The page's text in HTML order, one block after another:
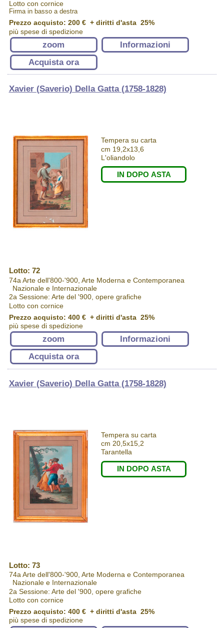
Lotto con cornice
Firma in basso a destra
Prezzo acquisto: 200 €+ diritti d'asta 25%
più spese di spedizione
zoom
Informazioni
Acquista ora
Xavier (Saverio) Della Gatta (1758-1828)
Tempera su carta
cm 19,2x13,6
L'oliandolo
IN DOPO ASTA
Lotto: 72
74a Arte dell'800-'900, Arte Moderna e Contemporanea
Nazionale e Internazionale
2a Sessione: Arte del '900, opere grafiche
Lotto con cornice
Prezzo acquisto: 400 €+ diritti d'asta 25%
più spese di spedizione
zoom
Informazioni
Acquista ora
Xavier (Saverio) Della Gatta (1758-1828)
Tempera su carta
cm 20,5x15,2
Tarantella
IN DOPO ASTA
Lotto: 73
74a Arte dell'800-'900, Arte Moderna e Contemporanea
Nazionale e Internazionale
2a Sessione: Arte del '900, opere grafiche
Lotto con cornice
Prezzo acquisto: 400 €+ diritti d'asta 25%
più spese di spedizione